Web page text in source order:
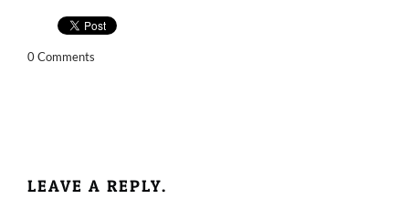
0 Comments
LEAVE A REPLY.